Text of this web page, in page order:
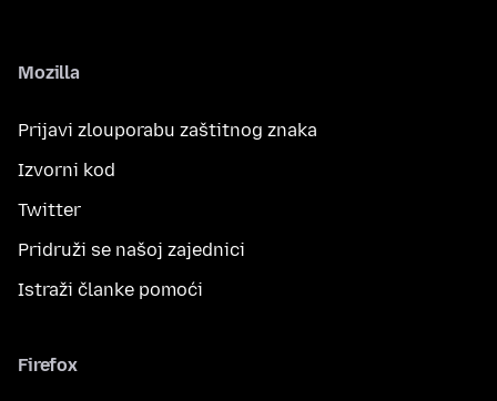
Mozilla
Prijavi zlouporabu zaštitnog znaka
Izvorni kod
Twitter
Pridruži se našoj zajednici
Istraži članke pomoći
Firefox